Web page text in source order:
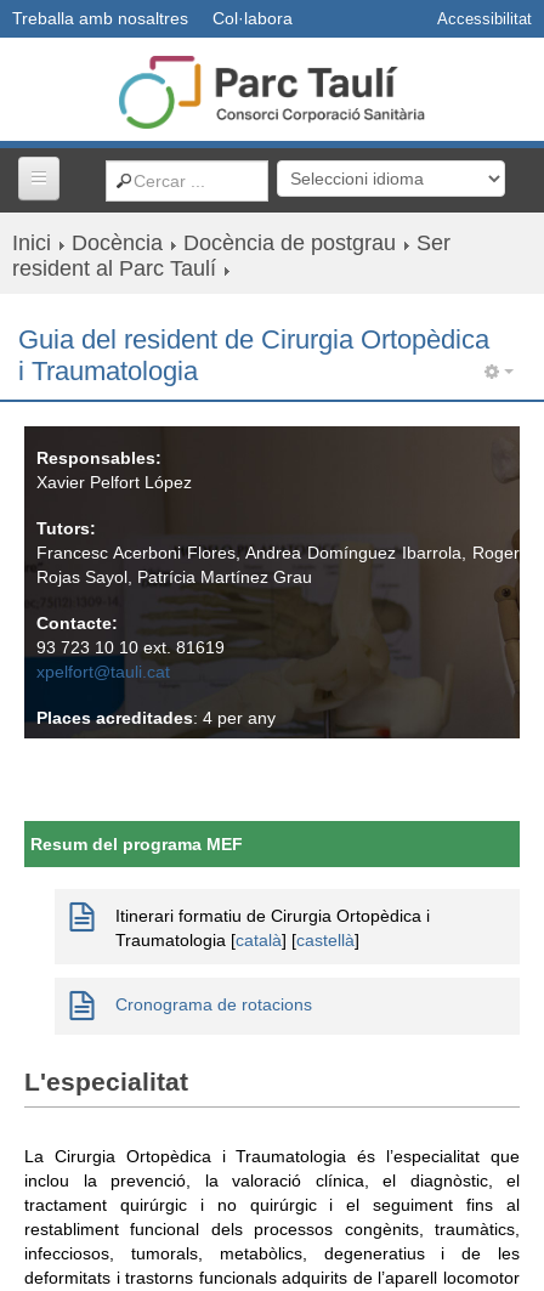
Accessibilitat
Col·labora
Treballa amb nosaltres
Centres i serveis
Professionals
Docència
Informació corporativa
Àrea personal
Com arribar i contacte
Treballa amb nosaltres
Inici Docència Docència de postgrau
Ser
resident al Parc Taulí
Guia del resident de Cirurgia Ortopèdica
i Traumatologia
Responsables:
Xavier Pelfort López
Tutors:
Francesc Acerboni Flores, Andrea Domínguez Ibarrola, Roger
Rojas Sayol, Patrícia Martínez Grau
Contacte:
93 723 10 10 ext. 81619
xpelfort@tauli.cat
Places acreditades: 4 per any
Resum del programa MEF
Itinerari formatiu de Cirurgia Ortopèdica i
Traumatologia [català] [castellà]
Cronograma de rotacions
L'especialitat
La Cirurgia Ortopèdica i Traumatologia és l’especialitat que
inclou la prevenció, la valoració clínica, el diagnòstic, el
tractament quirúrgic i no quirúrgic i el seguiment fins al
restabliment funcional dels processos congènits, traumàtics,
infecciosos, tumorals, metabòlics, degeneratius i de les
deformitats i trastorns funcionals adquirits de l’aparell locomotor